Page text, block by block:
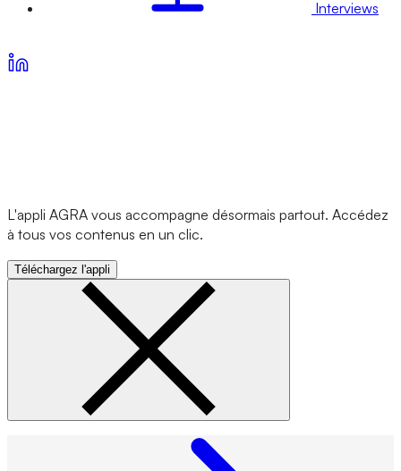
Interviews
L'appli AGRA vous accompagne désormais partout. Accédez
à tous vos contenus en un clic.
Téléchargez l'appli